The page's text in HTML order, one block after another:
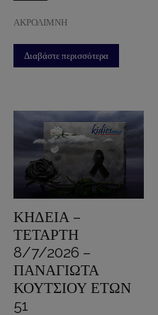
ΑΚΡΟΛΙΜΝΗ
Διαβάστε περισσότερα
ΚΗΔΕΙΑ –
ΤΕΤΑΡΤΗ
8/7/2026 –
ΠΑΝΑΓΙΩΤΑ
ΚΟΥΤΣΙΟΥ ΕΤΩΝ
51